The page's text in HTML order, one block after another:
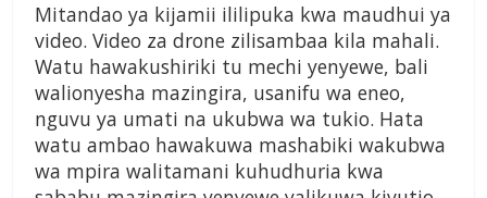
Mitandao ya kijamii ililipuka kwa maudhui ya
video. Video za drone zilisambaa kila mahali.
Watu hawakushiriki tu mechi yenyewe, bali
walionyesha mazingira, usanifu wa eneo,
nguvu ya umati na ukubwa wa tukio. Hata
watu ambao hawakuwa mashabiki wakubwa
wa mpira walitamani kuhudhuria kwa